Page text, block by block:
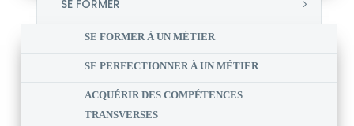
SE FORMER
SE FORMER À UN MÉTIER
SE PERFECTIONNER À UN MÉTIER
ACQUÉRIR DES COMPÉTENCES
TRANSVERSES